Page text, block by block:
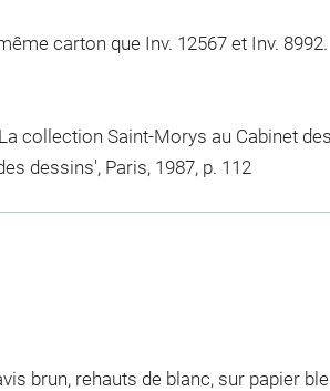
carton que Inv. 12567 et Inv. 8992.
collection Saint-Morys au Cabinet
dessins', Paris, 1987, p. 112
brun, rehauts de blanc, sur papier